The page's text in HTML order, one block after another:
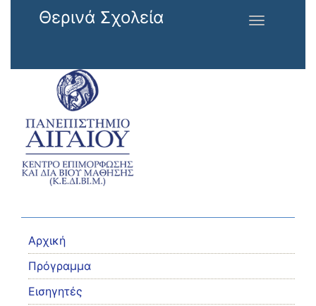
Παράκαμψη προς το κυρίως περιεχόμενο
Θερινά Σχολεία
Toggle
Αρχική
Πρόγραμμα
Εισηγητές